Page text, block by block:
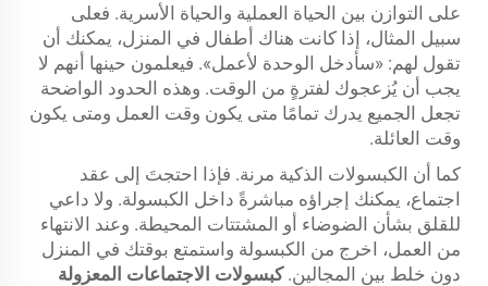
على التوازن بين الحياة العملية والحياة الأسرية. فعلى
سبيل المثال، إذا كانت هناك أطفال في المنزل، يمكنك أن
تقول لهم: «سأدخل الوحدة لأعمل». فيعلمون حينها أنهم لا
يجب أن يُزعجوك لفترةٍ من الوقت. وهذه الحدود الواضحة
تجعل الجميع يدرك تمامًا متى يكون وقت العمل ومتى يكون
وقت العائلة.
كما أن الكبسولات الذكية مرنة. فإذا احتجتَ إلى عقد
اجتماع، يمكنك إجراؤه مباشرةً داخل الكبسولة. ولا داعي
للقلق بشأن الضوضاء أو المشتتات المحيطة. وعند الانتهاء
من العمل، اخرج من الكبسولة واستمتع بوقتك في المنزل
دون خلط بين المجالين.كبسولات الاجتماعات المعزولة